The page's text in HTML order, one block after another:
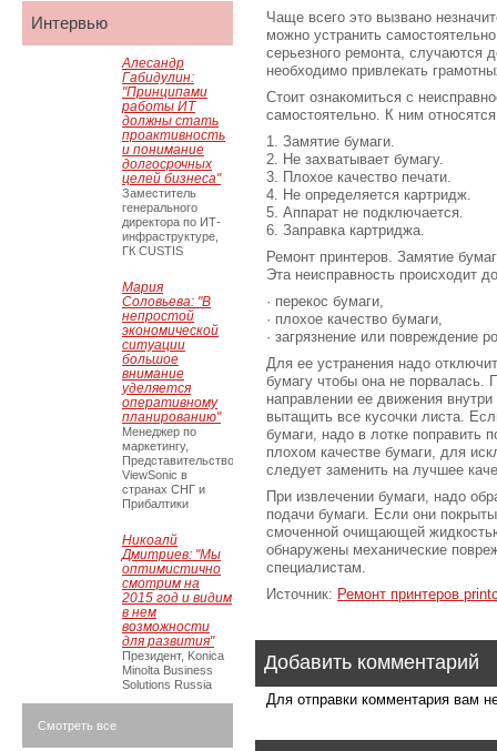
Чаще всего это вызвано
можно устранить
серьезного ремонта, случаются
необходимо привлекать
Стоит ознакомиться с
самостоятельно. К ним
1. Замятие бумаги.
2. Не захватывает бумагу.
3. Плохое качество печати.
4. Не определяется картридж.
5. Аппарат не подключается.
6. Заправка картриджа.
Ремонт принтеров. Замятие
Эта неисправность происходит
· перекос бумаги,
· плохое качество бумаги,
· загрязнение или повреждение
Для ее устранения надо
бумагу чтобы она не порвалась.
направлении ее движения
вытащить все кусочки листа.
бумаги, надо в лотке поправить
плохом качестве бумаги, для
следует заменить на лучшее
При извлечении бумаги, надо
подачи бумаги. Если они
смоченной очищающей
обнаружены механические
специалистам.
Источник: Ремонт принтеров
Добавить комментарий
Для отправки комментария вам
Интервью
Алесандр
Габидулин:
"Принципами
работы ИТ
должны стать
проактивность
и понимание
долгосрочных
целей бизнеса"
Заместитель
генерального
директора по ИТ-
инфраструктуре,
ГК CUSTIS
Мария
Соловьева: "В
непростой
экономической
ситуации
большое
внимание
уделяется
оперативному
планированию"
Менеджер по
маркетингу,
Представительство
ViewSonic в
странах СНГ и
Прибалтики
Никоалй
Дмитриев: "Мы
оптимистично
смотрим на
2015 год и видим
в нем
возможности
для развития"
Президент, Konica
Minolta Business
Solutions Russia
Смотреть все